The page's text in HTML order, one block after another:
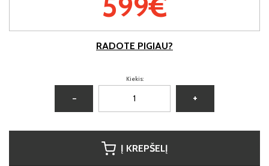
RADOTE PIGIAU?
Kiekis:
− +
Į KREPŠELĮ